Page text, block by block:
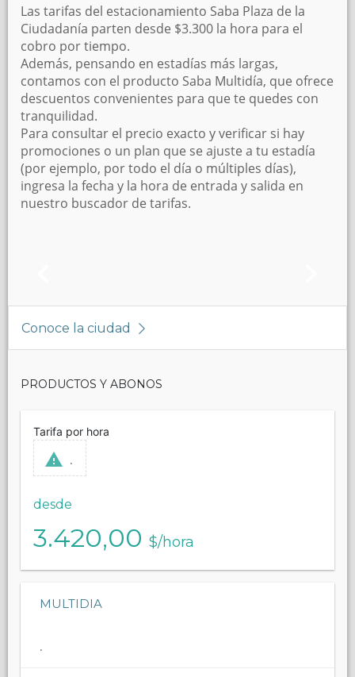
Las tarifas del estacionamiento Saba Plaza de la
Ciudadanía parten desde $3.300 la hora para el
cobro por tiempo.
Además, pensando en estadías más largas,
contamos con el producto Saba Multidía, que ofrece
descuentos convenientes para que te quedes con
tranquilidad.
Para consultar el precio exacto y verificar si hay
promociones o un plan que se ajuste a tu estadía
(por ejemplo, por todo el día o múltiples días),
ingresa la fecha y la hora de entrada y salida en
nuestro buscador de tarifas.
Conoce la ciudad
PRODUCTOS Y ABONOS
Tarifa por hora
.
desde
3.420,00 $/hora
MULTIDIA
.